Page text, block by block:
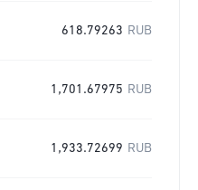
618.79263 RUB
1,701.67975 RUB
1,933.72699 RUB